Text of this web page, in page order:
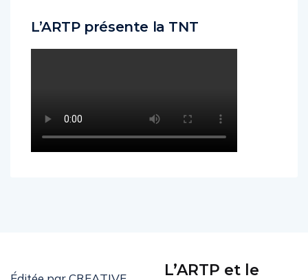
L’ARTP présente la TNT
L’ARTP et le